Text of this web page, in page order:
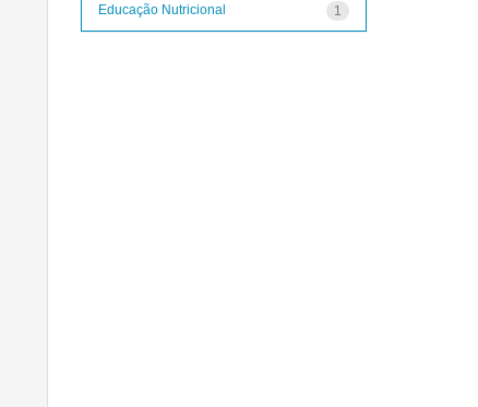
1
Educação Nutricional